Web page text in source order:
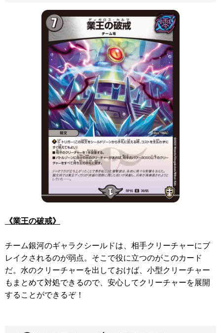
《業王の破戒》
チーム銀河のギャラクシールドは、相手クリーチャーにブ
レイクされるのが弱点。そこで役に立つのがこのカード
だ。水のクリーチャーを出しておけば、小型クリーチャー
もまとめて対処できるので、安心してクリーチャーを展開
することができるぞ！